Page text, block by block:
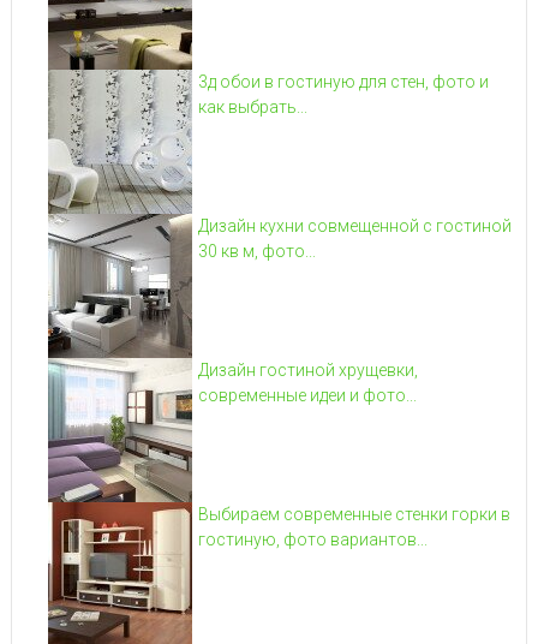
3д обои в гостиную для стен, фото и
как выбрать...
Дизайн кухни совмещенной с гостиной
30 кв м, фото...
Дизайн гостиной хрущевки,
современные идеи и фото...
Выбираем современные стенки горки в
гостиную, фото вариантов...